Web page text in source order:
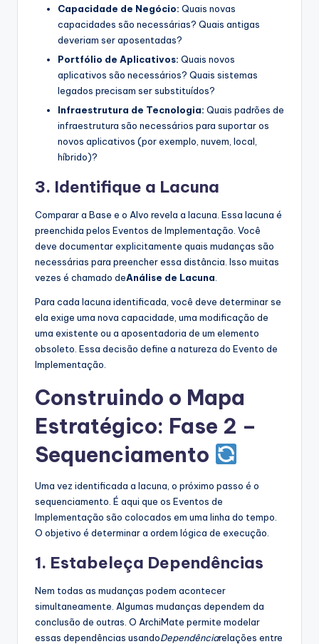
Capacidade de Negócio: Quais novas
capacidades são necessárias? Quais antigas
deveriam ser aposentadas?
Portfólio de Aplicativos: Quais novos
aplicativos são necessários? Quais sistemas
legados precisam ser substituídos?
Infraestrutura de Tecnologia: Quais padrões de
infraestrutura são necessários para suportar os
novos aplicativos (por exemplo, nuvem, local,
híbrido)?
3. Identifique a Lacuna
Comparar a Base e o Alvo revela a lacuna. Essa lacuna é
preenchida pelos Eventos de Implementação. Você
deve documentar explicitamente quais mudanças são
necessárias para preencher essa distância. Isso muitas
vezes é chamado deAnálise de Lacuna
Para cada lacuna identificada, você deve determinar se
ela exige uma nova capacidade, uma modificação de
uma existente ou a aposentadoria de um elemento
obsoleto. Essa decisão define a natureza do Evento de
Implementação.
Construindo o Mapa
Estratégico: Fase 2 –
Sequenciamento
Uma vez identificada a lacuna, o próximo passo é o
sequenciamento. É aqui que os Eventos de
Implementação são colocados em uma linha do tempo.
O objetivo é determinar a ordem lógica de execução.
1. Estabeleça Dependências
Nem todas as mudanças podem acontecer
simultaneamente. Algumas mudanças dependem da
conclusão de outras. O ArchiMate permite modelar
essas dependências usandoDependênciarelações entre